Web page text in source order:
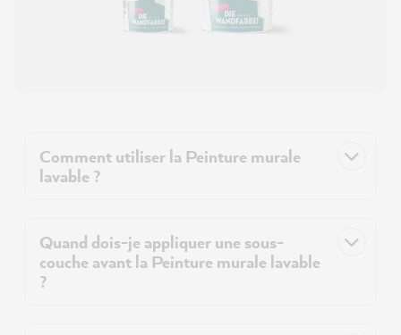
Comment utiliser la Peinture murale
lavable ?
Quand dois-je appliquer une sous-
couche avant la Peinture murale lavable
?